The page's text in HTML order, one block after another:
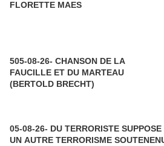
FLORETTE MAES
505-08-26- CHANSON DE LA
FAUCILLE ET DU MARTEAU
(BERTOLD BRECHT)
05-08-26- DU TERRORISTE
UN AUTRE TERRORISME